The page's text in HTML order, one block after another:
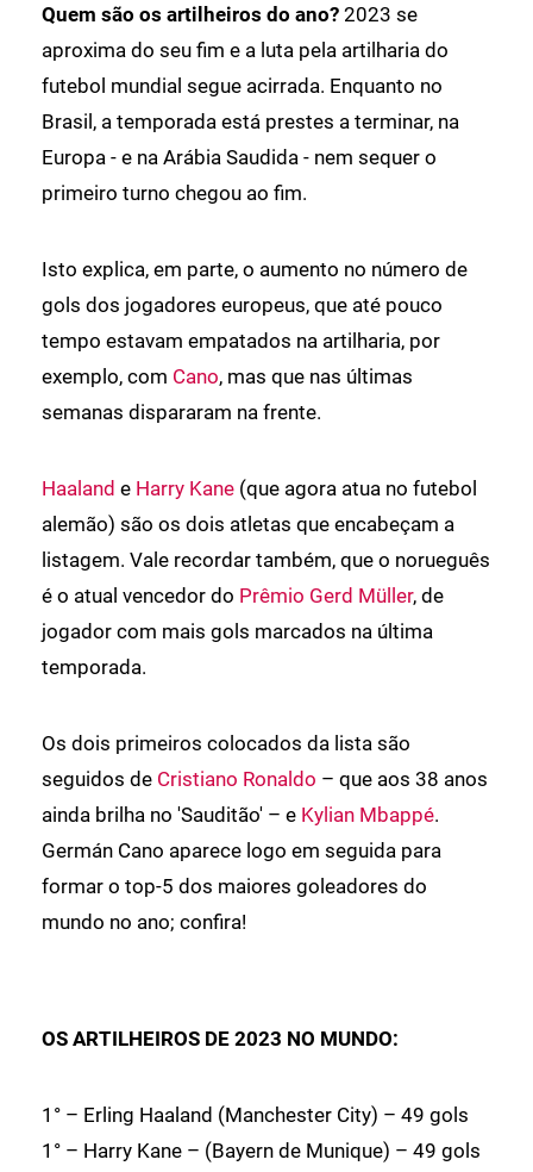
Quem são os artilheiros do ano? 2023 se
aproxima do seu fim e a luta pela artilharia do
futebol mundial segue acirrada. Enquanto no
Brasil, a temporada está prestes a terminar, na
Europa - e na Arábia Saudida - nem sequer o
primeiro turno chegou ao fim.
Isto explica, em parte, o aumento no número de
gols dos jogadores europeus, que até pouco
tempo estavam empatados na artilharia, por
exemplo, com Cano, mas que nas últimas
semanas dispararam na frente.
Haaland e Harry Kane (que agora atua no futebol
alemão) são os dois atletas que encabeçam a
listagem. Vale recordar também, que o norueguês
é o atual vencedor do Prêmio Gerd Müller, de
jogador com mais gols marcados na última
temporada.
Os dois primeiros colocados da lista são
seguidos de Cristiano Ronaldo – que aos 38 anos
ainda brilha no 'Sauditão' – e Kylian Mbappé.
Germán Cano aparece logo em seguida para
formar o top-5 dos maiores goleadores do
mundo no ano; confira!
OS ARTILHEIROS DE 2023 NO MUNDO:
1° – Erling Haaland (Manchester City) – 49 gols
1° – Harry Kane – (Bayern de Munique) – 49 gols